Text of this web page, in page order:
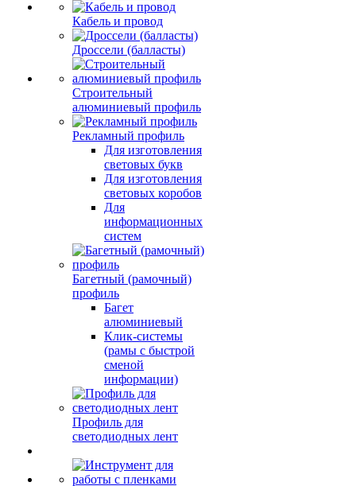
Кабель и провод
Дроссели (балласты)
Строительный
алюминиевый профиль
Рекламный профиль
Для изготовления
световых букв
Для изготовления
световых коробов
Для
информационных
систем
Багетный (рамочный)
профиль
Багет
алюминиевый
Клик-системы
(рамы с быстрой
сменой
информации)
Профиль для
светодиодных лент